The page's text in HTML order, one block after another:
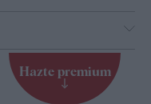
Hazte premium